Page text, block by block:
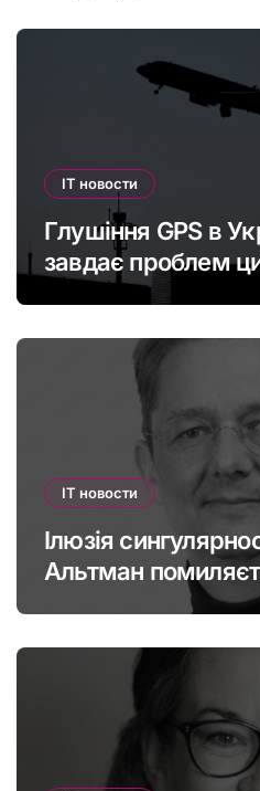
IT новости
Глушіння GPS в
завдає проблем
Європі:
IT новости
Ілюзія
Альтман
штучного